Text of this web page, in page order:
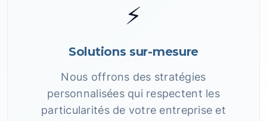
⚡
Solutions sur-mesure
Nous offrons des stratégies
personnalisées qui respectent les
particularités de votre entreprise et